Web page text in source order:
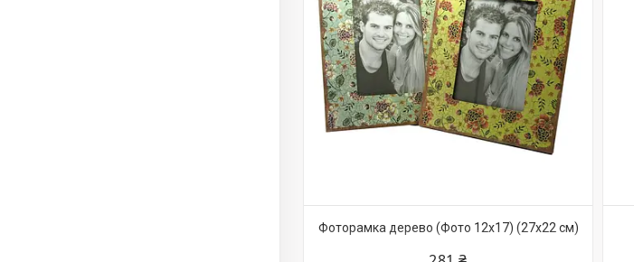
Фоторамка дерево (Фото 12х17) (27х22 см)